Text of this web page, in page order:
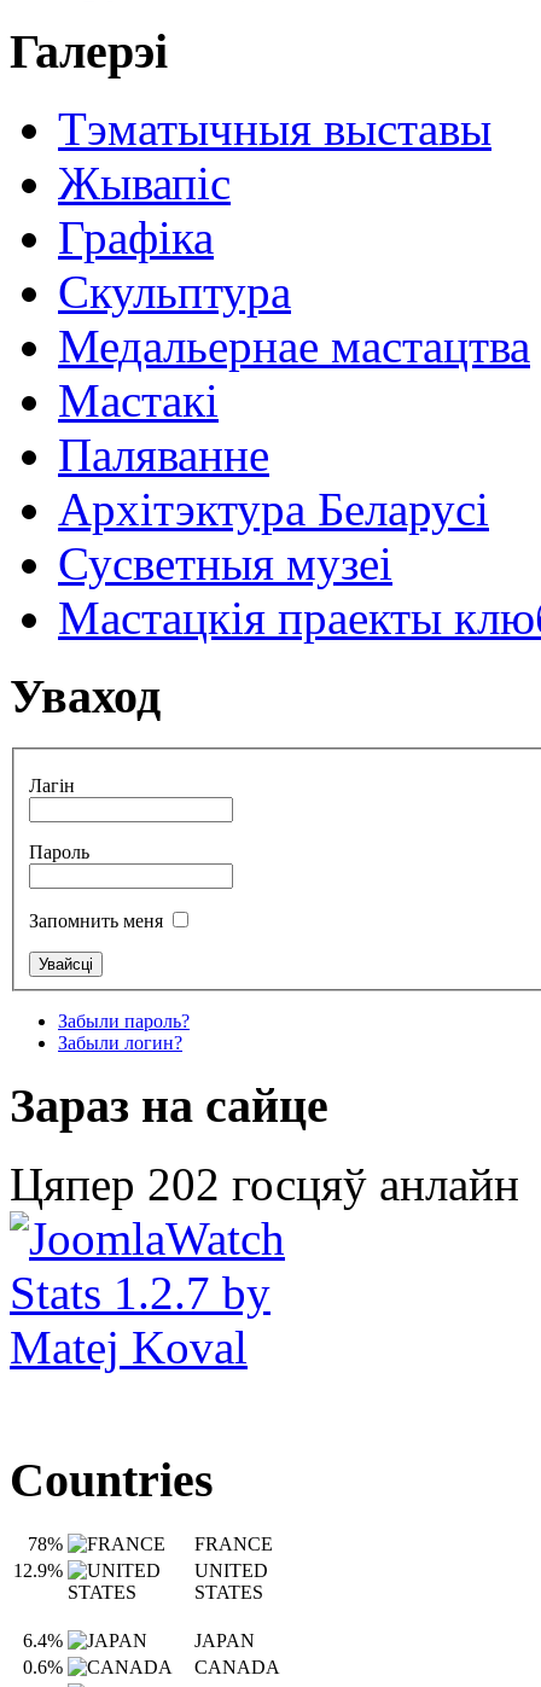
Галерэі
Тэматычныя выставы
Жывапіс
Графіка
Скульптура
Медальернае мастацтва
Мастакі
Паляванне
Архітэктура Беларусі
Сусветныя музеі
Мастацкія праекты
Уваход
Лагін
Пароль
Запомнить меня
Забыли пароль?
Забыли логин?
Зараз на сайце
Цяпер 202 госцяў анлайн
Countries
78%
FRANCE
12.9%
UNITED
STATES
6.4%
JAPAN
0.6%
CANADA